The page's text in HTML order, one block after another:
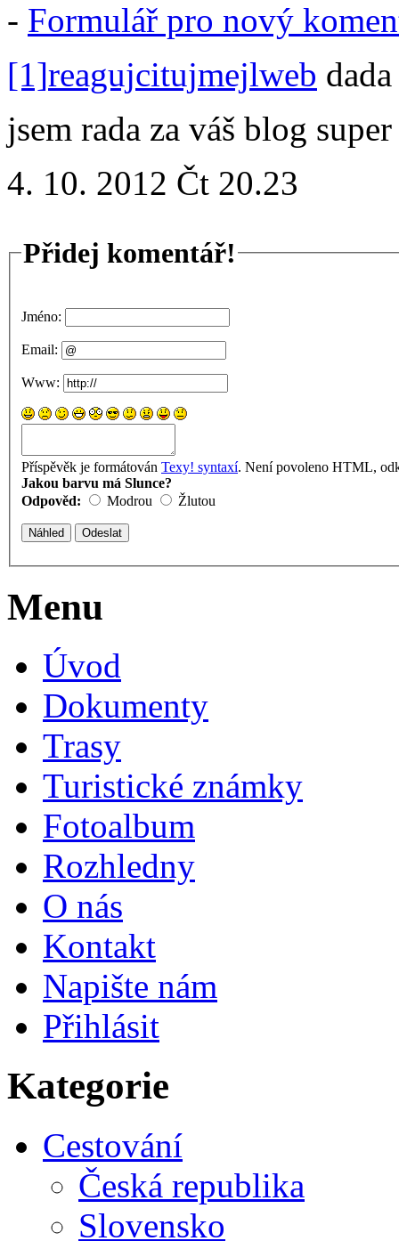
- Formulář pro nový
[1]reagujcitujmejlweb dada
jsem rada za váš blog
4. 10. 2012 Čt 20.23
Přidej komentář!
Jméno:
Email:
Www:
Příspěvěk je formátován Texy! syntaxí. Není povoleno HTML,
Jakou barvu má Slunce?
Odpověd:
Modrou Žlutou
Menu
Úvod
Dokumenty
Trasy
Turistické známky
Fotoalbum
Rozhledny
O nás
Kontakt
Napište nám
Přihlásit
Kategorie
Cestování
Česká republika
Slovensko